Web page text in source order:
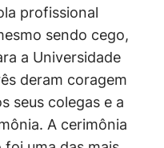
profissional
sendo cego,
a Universidade
deram coragem
seus colegas e a
A cerimônia